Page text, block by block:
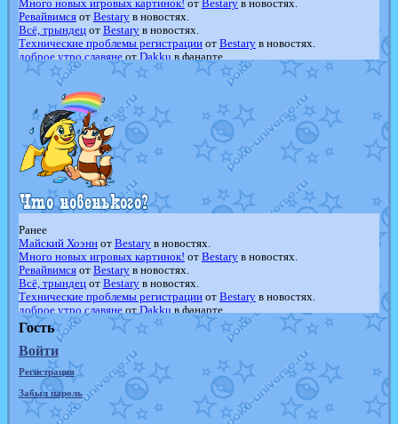
Много новых игровых картинок! от Bestaryв новостях.
Ревайвимсяот Bestaryв новостях.
Всё, трындецот Bestaryв новостях.
Технические проблемы регистрацииот Bestaryв новостях.
доброе утро славянеот Dakku в фанарте.
Йолда и Мимикью отMavisNyanCatв фанарте.
Недовольный котомангуст
в фанарте.
The Dark Wishmaker
отRandomon
шадоу спиритомб
отilovearceus
в фанарте.
траббишотilovearceusв фанарте.
Raging BoltотGraceDaFox
в фанарте.
Shadow mismagiusотJOK_julia
в фанарте.
художникотvicavicaв фанарте.
Ранее
Майский Хоэннот Bestaryв новостях.
Много новых игровых картинок! от Bestaryв новостях.
Ревайвимсяот Bestaryв новостях.
Всё, трындецот Bestaryв новостях.
Технические проблемы регистрацииот Bestaryв новостях.
доброе утро славянеот Dakku в фанарте.
Йолда и МимикьюотMavisNyanCatв фанарте.
Недовольный котомангуст
в фанарте.
The Dark Wishmaker
отRandomon
шадоу спиритомб
отilovearceus
в фанарте.
траббишотilovearceusв фанарте.
Raging BoltотGraceDaFox
Shadow mismagiusотJOK_julia
в фанарте.
художникот vicavicaв фанарте.
Гость
Войти
Регистрация
Забыл пароль